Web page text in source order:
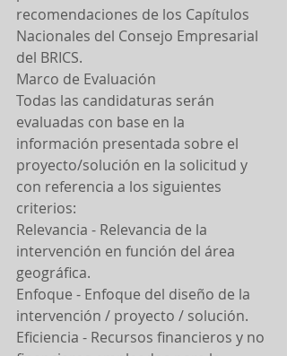
recomendaciones de los Capítulos
Nacionales del Consejo Empresarial
del BRICS.
Marco de Evaluación
Todas las candidaturas serán
evaluadas con base en la
información presentada sobre el
proyecto/solución en la solicitud y
con referencia a los siguientes
criterios:
Relevancia - Relevancia de la
intervención en función del área
geográfica.
Enfoque - Enfoque del diseño de la
intervención / proyecto / solución.
Eficiencia - Recursos financieros y no